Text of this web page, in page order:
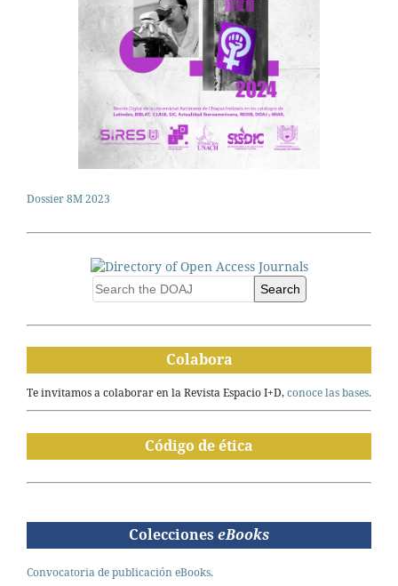
Dossier 8M 2023
Search
Colabora
Te invitamos a colaborar en la Revista Espacio I+D,conoce las bases.
Código de ética
Colecciones eBooks
Convocatoria de publicación eBooks.